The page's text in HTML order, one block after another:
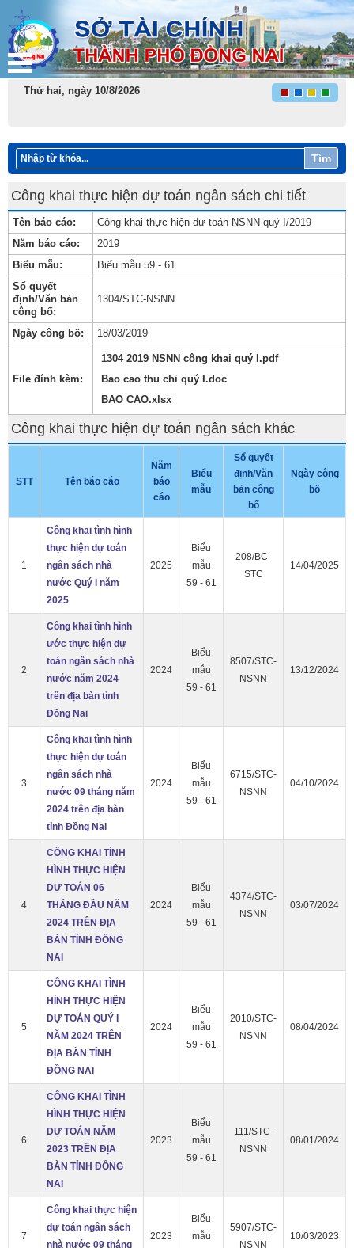
Thứ hai, ngày 10/8/2026
Tìm
Công khai thực hiện dự toán ngân sách chi tiết
Tên báo cáo:
Công khai thực hiện dự toán NSNN quý I/2019
Năm báo cáo:
2019
Biểu mẫu:
Biểu mẫu 59 - 61
Sổ quyết
định/Văn bản
công bố:
1304/STC-NSNN
Ngày công bố: 18/03/2019
File đính kèm:
1304 2019 NSNN công khai quý I.pdf
Bao cao thu chi quý I.doc
BAO CAO.xlsx
Công khai thực hiện dự toán ngân sách khác
STT Tên báo cáo
Năm
báo
cáo
Biểu
mẫu
Sổ quyết
định/Văn
bản công
bố
Ngày công
bố
1
Công khai tình hình
thực hiện dự toán
ngân sách nhà
nước Quý I năm
2025
2025
Biểu
mẫu
59 - 61
208/BC-
STC
14/04/2025
2
Công khai tình hình
ước thực hiện dự
toán ngân sách nhà
nước năm 2024
trên địa bàn tỉnh
Đồng Nai
2024
Biểu
mẫu
59 - 61
8507/STC-
NSNN
13/12/2024
3
Công khai tình hình
thực hiện dự toán
ngân sách nhà
nước 09 tháng năm
2024 trên địa bàn
tỉnh Đồng Nai
2024
Biểu
mẫu
59 - 61
6715/STC-
NSNN
04/10/2024
4
CÔNG KHAI TÌNH
HÌNH THỰC HIỆN
DỰ TOÁN 06
THÁNG ĐẦU NĂM
2024 TRÊN ĐỊA
BÀN TỈNH ĐỒNG
NAI
2024
Biểu
mẫu
59 - 61
4374/STC-
NSNN
03/07/2024
5
CÔNG KHAI TÌNH
HÌNH THỰC HIỆN
DỰ TOÁN QUÝ I
NĂM 2024 TRÊN
ĐỊA BÀN TỈNH
ĐỒNG NAI
2024
Biểu
mẫu
59 - 61
2010/STC-
NSNN
08/04/2024
6
CÔNG KHAI TÌNH
HÌNH THỰC HIỆN
DỰ TOÁN NĂM
2023 TRÊN ĐỊA
BÀN TỈNH ĐỒNG
NAI
2023
Biểu
mẫu
59 - 61
111/STC-
NSNN
08/01/2024
7
Công khai thực hiện
dự toán ngân sách
nhà nước 09 tháng
2023
Biểu
mẫu
5907/STC-
NSNN
10/03/2023